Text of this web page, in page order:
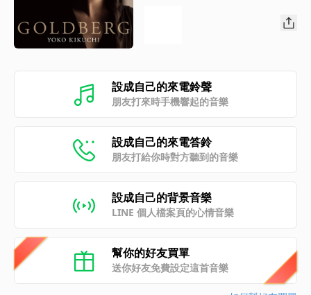
設成自己的來電鈴聲
朋友打來時手機響起的音樂
設成自己的來電答鈴
朋友打給你時對方聽到的音樂
設成自己的背景音樂
LINE 個人檔案頁的心情音樂
幫你的好友買單
送你好友免費設定這首音樂